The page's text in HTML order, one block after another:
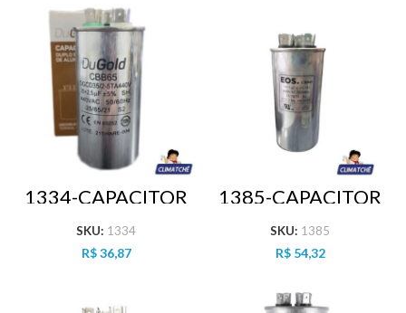
1334-CAPACITOR
35+2.5 MFD 440
VAC DUPLO
SKU: 1334
R$36,87
1385-CAPACITOR
50+5 MFD 440
VAC DUPLO
SKU: 1385
R$54,32